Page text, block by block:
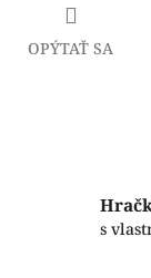
OPÝTAŤ SA
s